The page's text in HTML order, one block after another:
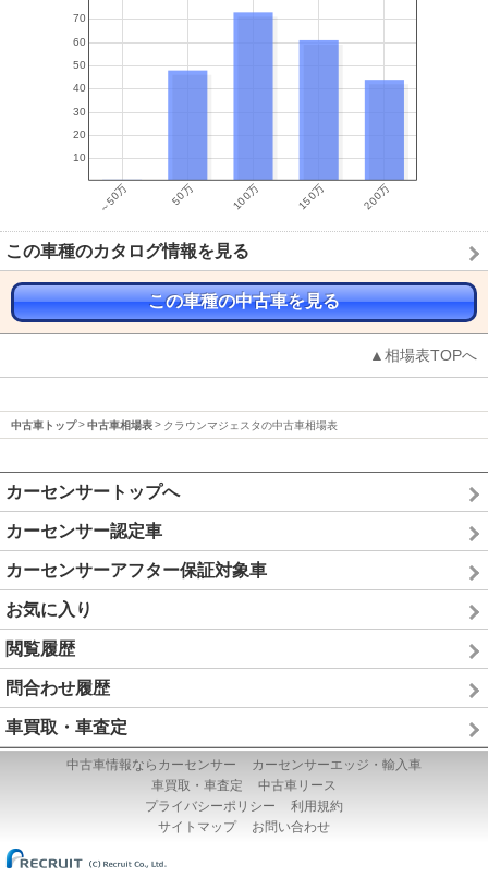
この車種のカタログ情報を見る
この車種の中古車を見る
▲相場表TOPへ
中古車トップ 中古車相場表 クラウンマジェスタの中古車相場表
カーセンサートップへ
カーセンサー認定車
カーセンサーアフター保証対象車
お気に入り
閲覧履歴
問合わせ履歴
車買取・車査定
中古車情報ならカーセンサー
カーセンサーエッジ・輸入車
車買取・車査定
中古車リース
プライバシーポリシー
利用規約
サイトマップ
お問い合わせ